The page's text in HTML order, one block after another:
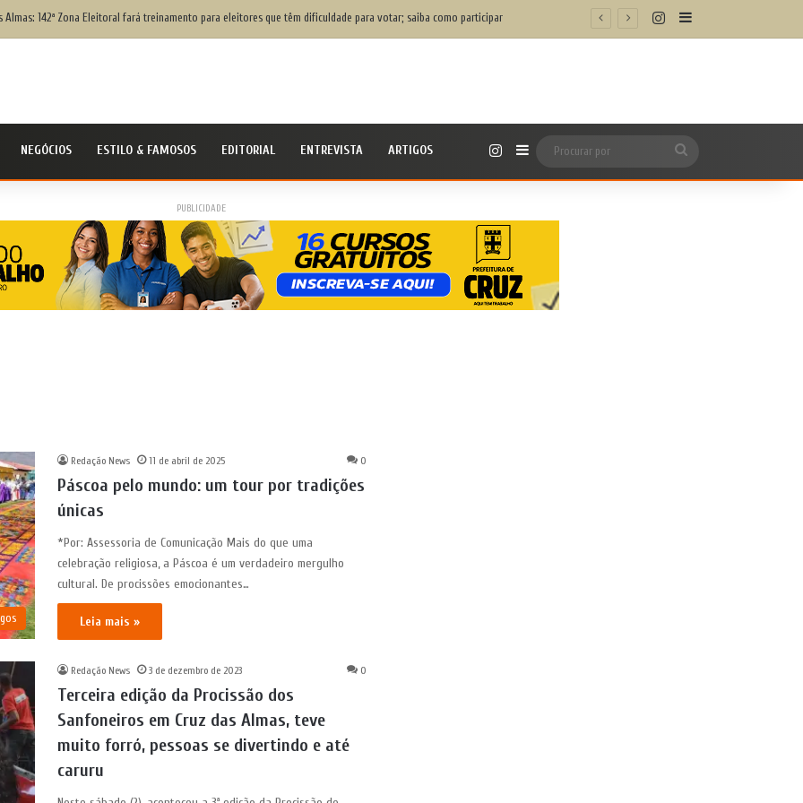
Nacional alerta população para chegada do ciclone bomba ‘ventos superiores a 100 km/h’ InstagramBarra Lateral
NEGÓCIOS ESTILO & FAMOSOS EDITORIAL ENTREVISTA ARTIGOS InstagramBarra Lateral
por
PUBLICIDADE
Redação News 11 de abril de 2025 0
Páscoa pelo mundo: um tour por tradições
únicas
*Por: Assessoria de Comunicação Mais do que uma
celebração religiosa, a Páscoa é um verdadeiro mergulho
cultural. De procissões emocionantes…
Leia mais »
Redação News 3 de dezembro de 2023 0
Terceira edição da Procissão dos
Sanfoneiros em Cruz das Almas, teve
muito forró, pessoas se divertindo e até
caruru